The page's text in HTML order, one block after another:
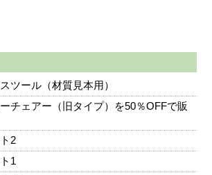
ツール（材質見本用）
チェアー（旧タイプ）を50％OFFで販
2
1